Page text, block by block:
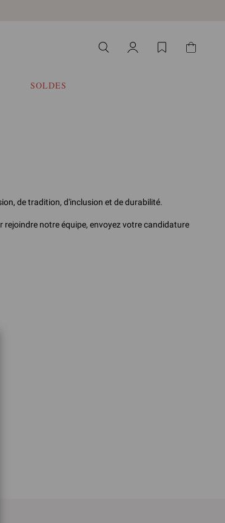
SOLDES
de tradition, d'inclusion et de durabilité.
rejoindre notre équipe, envoyez votre candidature